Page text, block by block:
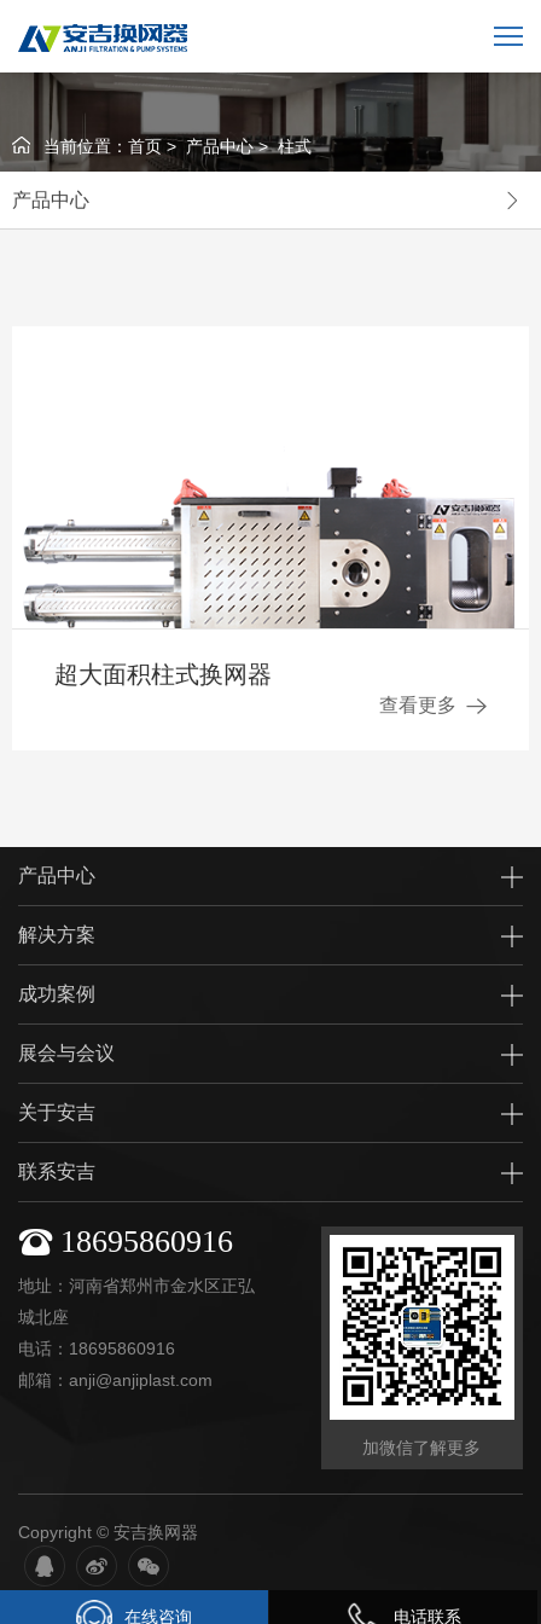
当前位置： 首页> 产品中心>柱式
产品中心
超大面积柱式换网器
查看更多
产品中心
解决方案
成功案例
展会与会议
关于安吉
联系安吉
18695860916
地址：河南省郑州市金水区正弘
城北座
电话：18695860916
邮箱：anji@anjiplast.com
加微信了解更多
Copyright © 安吉换网器
在线咨询 电话联系